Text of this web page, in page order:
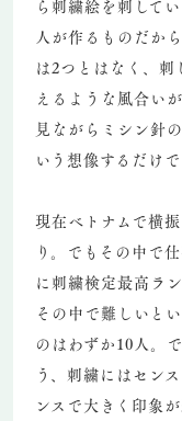
ら刺繍絵を刺してい
人が作るものだか
は2つとはなく、
えるような風合い
見ながらミシン針
いう想像するだけ
現在ベトナムで横
り。でもその中で
に刺繍検定最高ラ
その中で難しいと
のはわずか10人。
う、刺繍にはセン
ンスで大きく印象